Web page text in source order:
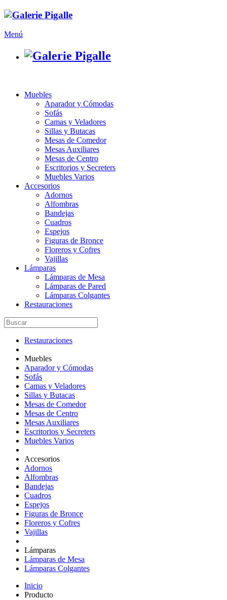
Menú
Muebles
Aparador y Cómodas
Sofás
Camas y Veladores
Sillas y Butacas
Mesas de Comedor
Mesas Auxiliares
Mesas de Centro
Escritorios y Secreters
Muebles Varios
Accesorios
Adornos
Alfombras
Bandejas
Cuadros
Espejos
Figuras de Bronce
Floreros y Cofres
Vajillas
Lámparas
Lámparas de Mesa
Lámparas de Pared
Lámparas Colgantes
Restauraciones
Restauraciones
Muebles
Aparador y Cómodas
Sofás
Camas y Veladores
Sillas y Butacas
Mesas de Comedor
Mesas de Centro
Mesas Auxiliares
Escritorios y Secreters
Muebles Varios
Accesorios
Adornos
Alfombras
Bandejas
Cuadros
Espejos
Figuras de Bronce
Floreros y Cofres
Vajillas
Lámparas
Lámparas de Mesa
Lámparas Colgantes
Inicio
Producto